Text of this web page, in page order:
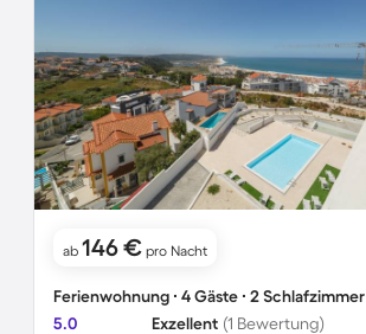
ab 146 € pro Nacht
Ferienwohnung ∙ 4 Gäste ∙ 2 Schlafzimmer
5.0
Exzellent (1 Bewertung)